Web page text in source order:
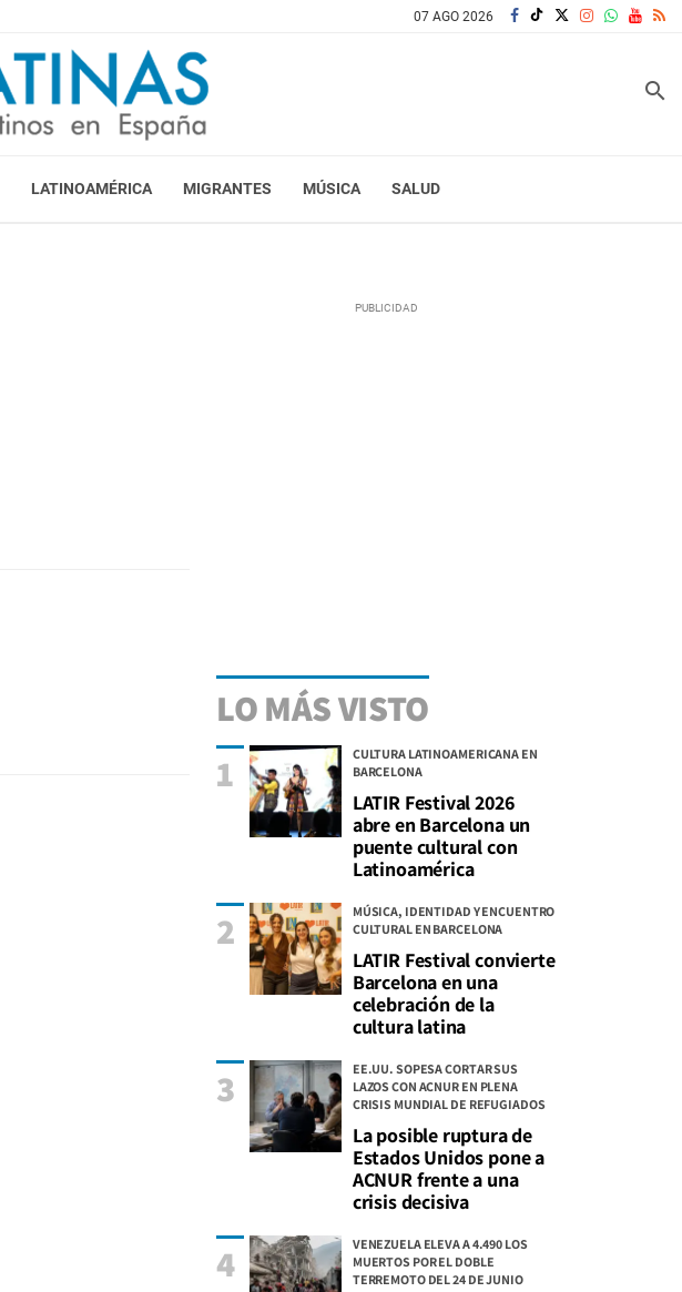
07 AGO 2026
search
LATINOAMÉRICA MIGRANTES MÚSICA SALUD
LO MÁS VISTO
CULTURA LATINOAMERICANA EN
BARCELONA
LATIR Festival 2026
abre en Barcelona un
puente cultural con
Latinoamérica
1
MÚSICA, IDENTIDAD Y ENCUENTRO
CULTURAL EN BARCELONA
LATIR Festival convierte
Barcelona en una
celebración de la
cultura latina
2
EE.UU. SOPESA CORTAR SUS
LAZOS CON ACNUR EN PLENA
CRISIS MUNDIAL DE REFUGIADOS
La posible ruptura de
Estados Unidos pone a
ACNUR frente a una
crisis decisiva
3
VENEZUELA ELEVA A 4.490 LOS
MUERTOS POR EL DOBLE
TERREMOTO DEL 24 DE JUNIO
4